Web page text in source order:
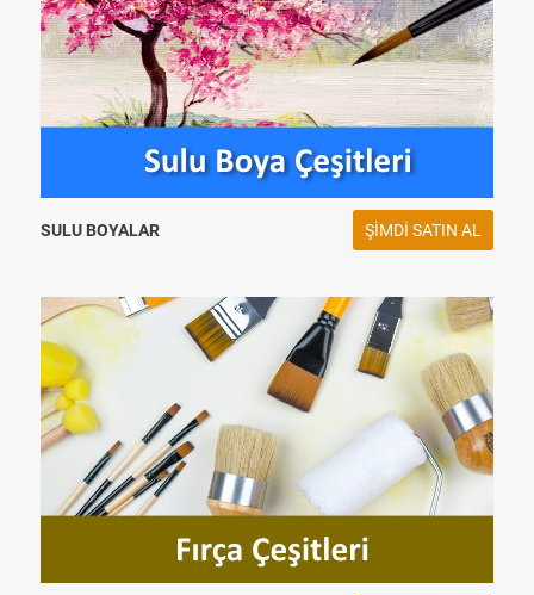
SULU BOYALAR ŞIMDI SATIN AL